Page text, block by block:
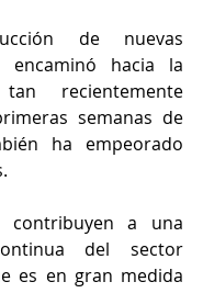
de nuevas
encaminó hacia la
recientemente
semanas de
ha empeorado
contribuyen a una
del sector
es en gran medida